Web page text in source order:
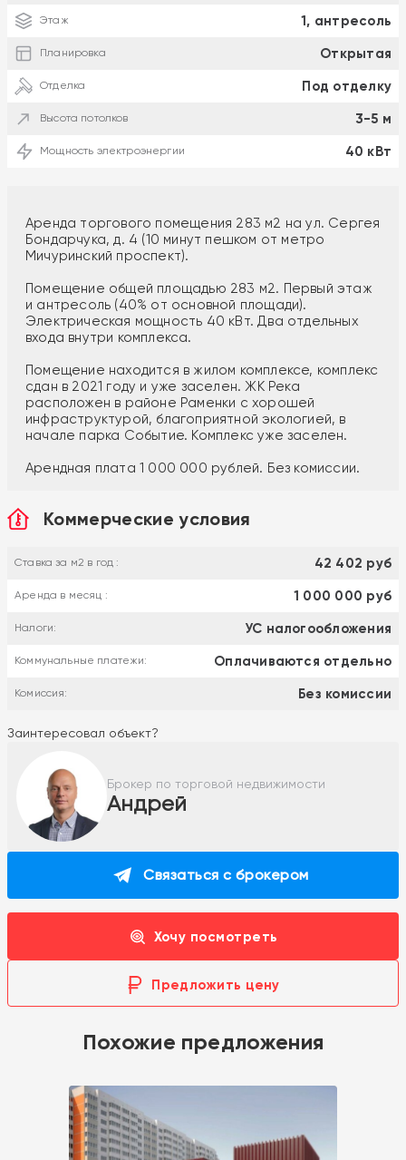
Этаж 1, антресоль
Планировка Открытая
Отделка Под отделку
Высота потолков 3-5 м
Мощность электроэнергии 40 кВт
Аренда торгового помещения 283 м2 на ул. Сергея
Бондарчука, д. 4 (10 минут пешком от метро
Мичуринский проспект).
Помещение общей площадью 283 м2. Первый этаж
и антресоль (40% от основной площади).
Электрическая мощность 40 кВт. Два отдельных
входа внутри комплекса.
Помещение находится в жилом комплексе, комплекс
сдан в 2021 году и уже заселен. ЖК Река
расположен в районе Раменки с хорошей
инфраструктурой, благоприятной экологией, в
начале парка Событие. Комплекс уже заселен.
Арендная плата 1 000 000 рублей. Без комиссии.
Коммерческие условия
Ставка за м2 в год : 42 402 руб
Аренда в месяц : 1 000 000 руб
Налоги: УС налогообложения
Коммунальные платежи: Оплачиваются отдельно
Комиссия: Без комиссии
Заинтересовал объект?
Брокер по торговой недвижимости
Андрей
Связаться с брокером
Хочу посмотреть
Предложить цену
Похожие предложения